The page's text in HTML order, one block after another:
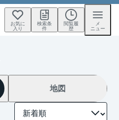
お気に
入り
検索条
件
閲覧履
歴
メ
ニュー
地図